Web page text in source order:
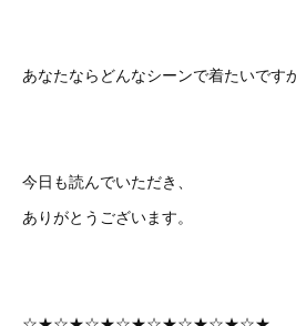
あなたならどんなシーンで着たいです
今日も読んでいただき、
ありがとうございます。